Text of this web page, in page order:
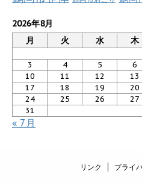
2026年8月
月
火 水 木
3
4 5 6
10
11 12 13
17
18 19 20
24
25 26 27
31
« 7月
リンク プライ